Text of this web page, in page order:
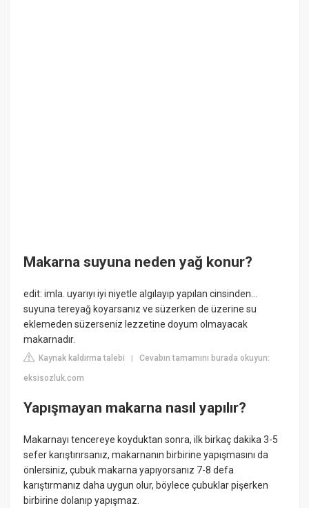
Makarna suyuna neden yağ konur?
edit: imla. uyarıyı iyi niyetle algılayıp yapılan cinsinden...
suyuna tereyağ koyarsanız ve süzerken de üzerine su
eklemeden süzerseniz lezzetine doyum olmayacak
makarnadır.
Kaynak kaldırma talebi |Cevabın tamamını burada okuyun:
eksisozluk.com
Yapışmayan makarna nasıl yapılır?
Makarnayı tencereye koyduktan sonra, ilk birkaç dakika 3-5
sefer karıştırırsanız, makarnanın birbirine yapışmasını da
önlersiniz, çubuk makarna yapıyorsanız 7-8 defa
karıştırmanız daha uygun olur, böylece çubuklar pişerken
birbirine dolanıp yapışmaz.